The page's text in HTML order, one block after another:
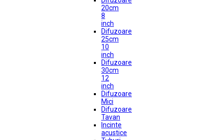
20cm
8
inch
Difuzoare
25cm
10
inch
Difuzoare
30cm
12
inch
Difuzoare
Mici
Difuzoare
Tavan
Incinte
acustice